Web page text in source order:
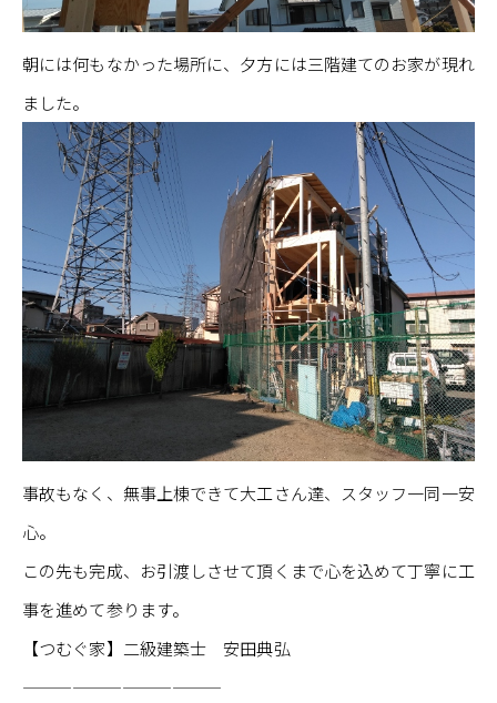
朝には何もなかった場所に、夕方には三階建てのお家が現れ
ました。
事故もなく、無事上棟できて大工さん達、スタッフ一同一安
心。
この先も完成、お引渡しさせて頂くまで心を込めて丁寧に工
事を進めて参ります。
【つむぐ家】二級建築士 安田典弘
————————————